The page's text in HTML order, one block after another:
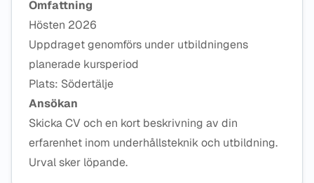
Omfattning
Hösten 2026
Uppdraget genomförs under utbildningens
planerade kursperiod
Plats: Södertälje
Ansökan
Skicka CV och en kort beskrivning av din
erfarenhet inom underhållsteknik och utbildning.
Urval sker löpande.